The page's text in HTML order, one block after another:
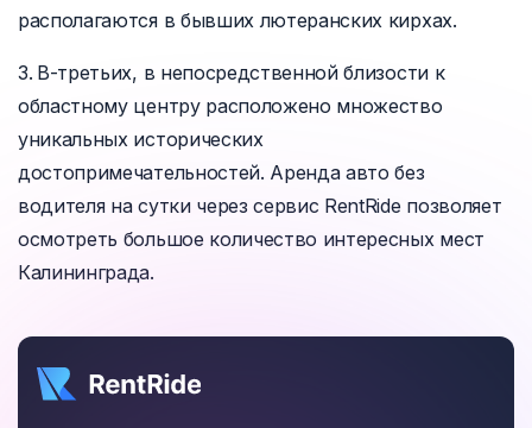
располагаются в бывших лютеранских кирхах.
В-третьих, в непосредственной близости к
областному центру расположено множество
уникальных исторических
достопримечательностей. Аренда авто без
водителя на сутки через сервис RentRide позволяет
осмотреть большое количество интересных мест
Калининграда.